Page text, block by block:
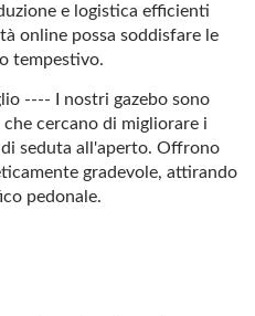
e logistica efficienti
online possa soddisfare le
tempestivo.
---- I nostri gazebo sono
cercano di migliorare i
di seduta all'aperto. Offrono
gradevole, attirando
pedonale.